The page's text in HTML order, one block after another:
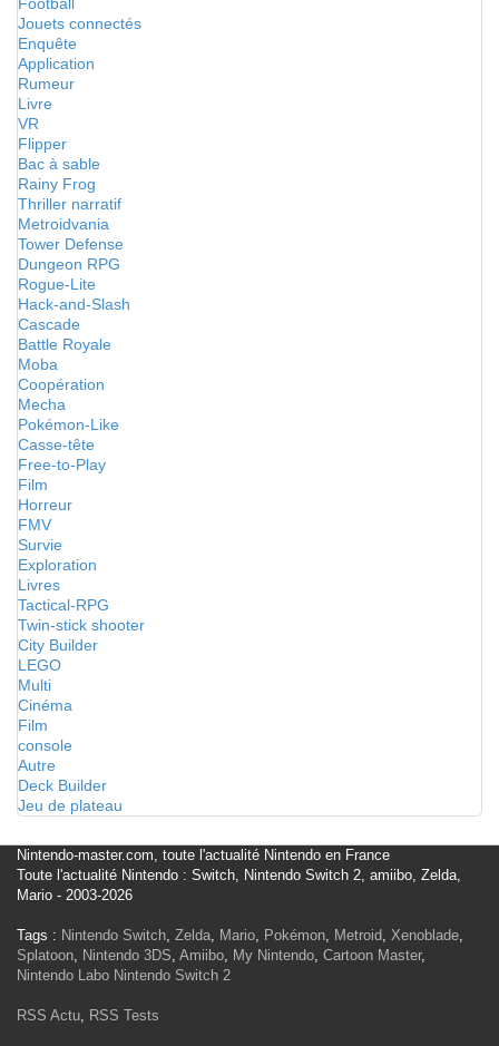
Jouets connectés
Enquête
Application
Rumeur
Livre
VR
Flipper
Bac à sable
Rainy Frog
Thriller narratif
Metroidvania
Tower Defense
Dungeon RPG
Rogue-Lite
Hack-and-Slash
Cascade
Battle Royale
Moba
Coopération
Mecha
Pokémon-Like
Casse-tête
Free-to-Play
Film
Horreur
FMV
Survie
Exploration
Livres
Tactical-RPG
Twin-stick shooter
City Builder
LEGO
Multi
Cinéma
Film
console
Autre
Deck Builder
Jeu de plateau
Nintendo-master.com, toute l'actualité Nintendo en France
Toute l'actualité Nintendo : Switch, Nintendo Switch 2, amiibo, Zelda,
Mario - 2003-2026
Tags : Nintendo Switch, Zelda, Mario, Pokémon, Metroid, Xenoblade,
Splatoon, Nintendo 3DS, Amiibo, My Nintendo, Cartoon Master,
Nintendo Labo Nintendo Switch 2
RSS Actu, RSS Tests